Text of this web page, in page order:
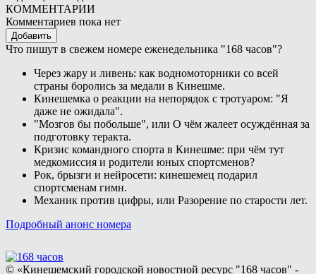
КОММЕНТАРИИ
Комментариев пока нет
Добавить
Что пишут в свежем номере еженедельника "168 часов"?
Через жару и ливень: как водномоторники со всей
страны боролись за медали в Кинешме.
Кинешемка о реакции на непорядок с тротуаром: "Я
даже не ожидала".
"Мозгов бы побольше", или О чём жалеет осуждённая за
подготовку теракта.
Кризис командного спорта в Кинешме: при чём тут
медкомиссия и родители юных спортсменов?
Рок, брызги и нейросети: кинешемец подарил
спортсменам гимн.
Механик против цифры, или Разорение по старости лет.
Подробный анонс номера
© «Кинешемский городской новостной ресурс "168 часов" -